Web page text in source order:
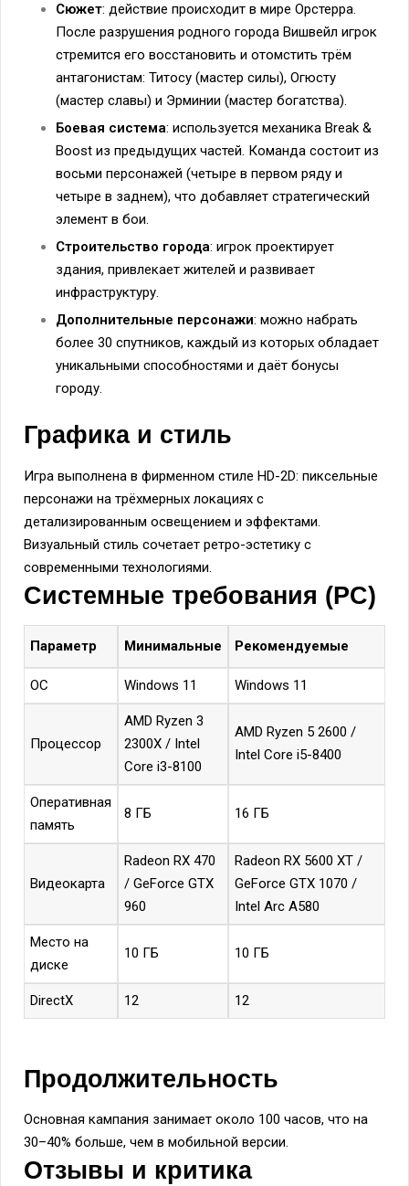
Сюжет: действие происходит в мире Орстерра.
После разрушения родного города Вишвейл игрок
стремится его восстановить и отомстить трём
антагонистам: Титосу (мастер силы), Огюсту
(мастер славы) и Эрминии (мастер богатства).
Боевая система: используется механика Break &
Boost из предыдущих частей. Команда состоит из
восьми персонажей (четыре в первом ряду и
четыре в заднем), что добавляет стратегический
элемент в бои.
Строительство города: игрок проектирует
здания, привлекает жителей и развивает
инфраструктуру.
Дополнительные персонажи: можно набрать
более 30 спутников, каждый из которых обладает
уникальными способностями и даёт бонусы
городу.
Графика и стиль
Игра выполнена в фирменном стиле HD-2D: пиксельные
персонажи на трёхмерных локациях с
детализированным освещением и эффектами.
Визуальный стиль сочетает ретро-эстетику с
современными технологиями.
Системные требования (PC)
Параметр Минимальные Рекомендуемые
ОС Windows 11 Windows 11
Процессор
AMD Ryzen 3
2300X / Intel
Core i3-8100
AMD Ryzen 5 2600 /
Intel Core i5-8400
Оперативная
память
8 ГБ 16 ГБ
Видеокарта
Radeon RX 470
/ GeForce GTX
960
Radeon RX 5600 XT /
GeForce GTX 1070 /
Intel Arc A580
Место на
диске
10 ГБ 10 ГБ
DirectX 12 12
Продолжительность
Основная кампания занимает около 100 часов, что на
30–40% больше, чем в мобильной версии.
Отзывы и критика